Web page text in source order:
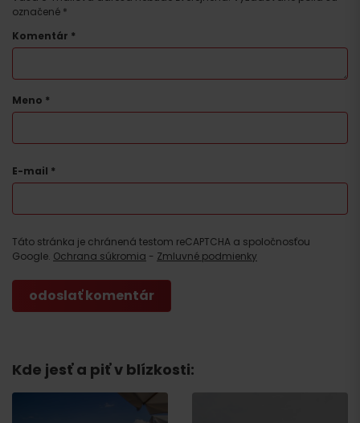
označené *
Komentár *
Meno *
E-mail *
Táto stránka je chránená testom reCAPTCHA a spoločnosťou
Google. Ochrana súkromia - Zmluvné podmienky
Kde jesť a piť v blízkosti: